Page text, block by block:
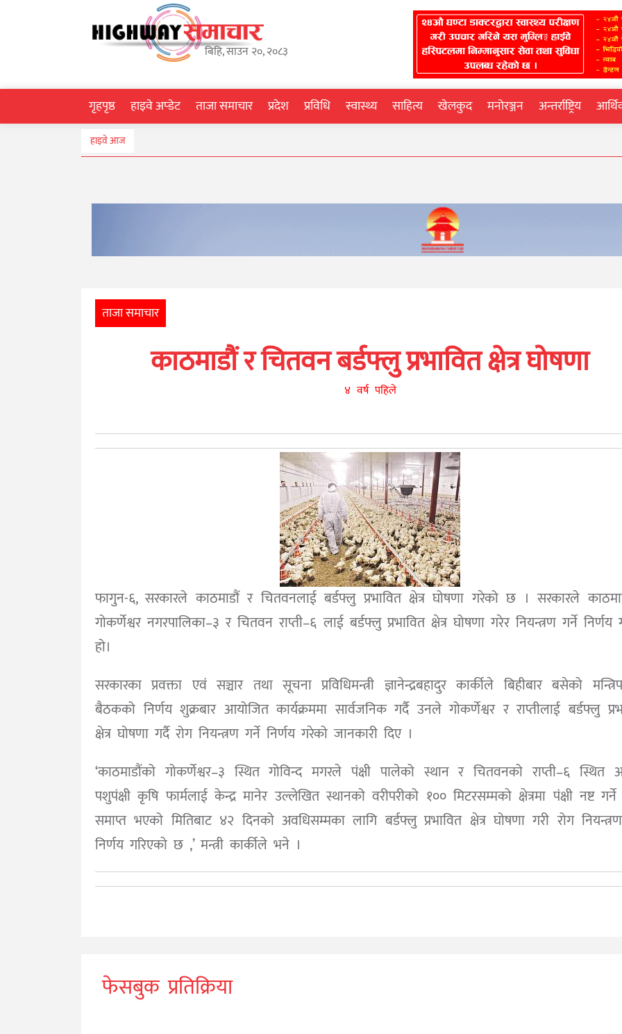
बिहि, साउन २०, २०८३
गृहपृष्ठ हाइवे अप्डेट ताजा समाचार प्रदेश प्रविधि स्वास्थ्य साहित्य खेलकुद मनोरञ्जन अन्तर्राष्ट्रिय
हाइवे आज
ताजा समाचार
काठमाडौं र चितवन बर्डफ्लु प्रभावित क्षेत्र घोषणा
४ वर्ष पहिले
फागुन-६, सरकारले काठमाडौं र चितवनलाई बर्डफ्लु प्रभावित क्षेत्र घोषणा गरेको छ । सरकारले
गोकर्णेश्वर नगरपालिका–३ र चितवन राप्ती–६ लाई बर्डफ्लु प्रभावित क्षेत्र घोषणा गरेर नियन्त्रण गर्ने निर्णय
हो।
सरकारका प्रवक्ता एवं सञ्चार तथा सूचना प्रविधिमन्त्री ज्ञानेन्द्रबहादुर कार्कीले बिहीबार बसेको
बैठकको निर्णय शुक्रबार आयोजित कार्यक्रममा सार्वजनिक गर्दै उनले गोकर्णेश्वर र राप्तीलाई बर्डफ्लु
क्षेत्र घोषणा गर्दै रोग नियन्त्रण गर्ने निर्णय गरेको जानकारी दिए ।
‘काठमाडौंको गोकर्णेश्वर–३ स्थित गोविन्द मगरले पंक्षी पालेको स्थान र चितवनको राप्ती–६ स्थित
पशुपंक्षी कृषि फार्मलाई केन्द्र मानेर उल्लेखित स्थानको वरीपरीको १०० मिटरसम्मको क्षेत्रमा पंक्षी नष्ट गर्ने
समाप्त भएको मितिबाट ४२ दिनको अवधिसम्मका लागि बर्डफ्लु प्रभावित क्षेत्र घोषणा गरी रोग
निर्णय गरिएको छ ,’ मन्त्री कार्कीले भने ।
फेसबुक प्रतिक्रिया